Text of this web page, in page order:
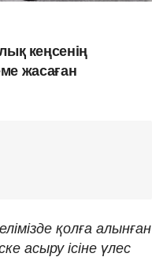
кеңсенің
жасаған
қолға алынған
асыру ісіне үлес